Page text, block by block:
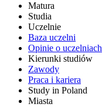
Matura
Studia
Uczelnie
Baza uczelni
Opinie o uczelniach
Kierunki studiów
Zawody
Praca i kariera
Study in Poland
Miasta